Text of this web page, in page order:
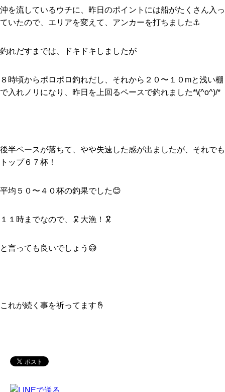
沖を流しているウチに、昨日のポイントには船がたくさん入っ
ていたので、エリアを変えて、アンカーを打ちました⚓️
釣れだすまでは、ドキドキしましたが
８時頃からポロポロ釣れだし、それから２０〜１０mと浅い棚
で入れノリになり、昨日を上回るペースで釣れました*\(^o^)/*
後半ペースが落ちて、やや失速した感が出ましたが、それでも
トップ６７杯！
平均５０〜４０杯の釣果でした😊
１１時までなので、🦑大漁！🦑
と言っても良いでしょう😅
これが続く事を祈ってます🤞